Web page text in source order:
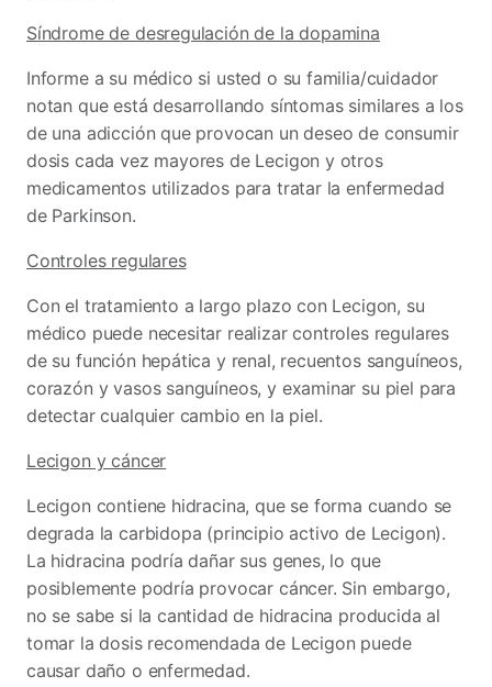
Síndrome de desregulación de la dopamina
Informe a su médico si usted o su familia/cuidador
notan que está desarrollando síntomas similares a los
de una adicción que provocan un deseo de consumir
dosis cada vez mayores de Lecigon y otros
medicamentos utilizados para tratar la enfermedad
de Parkinson.
Controles regulares
Con el tratamiento a largo plazo con Lecigon, su
médico puede necesitar realizar controles regulares
de su función hepática y renal, recuentos sanguíneos,
corazón y vasos sanguíneos, y examinar su piel para
detectar cualquier cambio en la piel.
Lecigon y cáncer
Lecigon contiene hidracina, que se forma cuando se
degrada la carbidopa (principio activo de Lecigon).
La hidracina podría dañar sus genes, lo que
posiblemente podría provocar cáncer. Sin embargo,
no se sabe si la cantidad de hidracina producida al
tomar la dosis recomendada de Lecigon puede
causar daño o enfermedad.